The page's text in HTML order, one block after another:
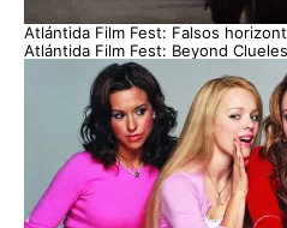
Atlántida Film Fest: Falsos
Atlántida Film Fest: Beyond